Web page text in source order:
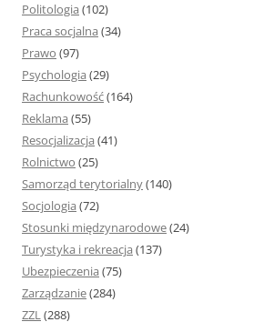
Politologia (102)
Praca socjalna (34)
Prawo (97)
Psychologia (29)
Rachunkowość(164)
Reklama (55)
Resocjalizacja (41)
Rolnictwo (25)
Samorząd terytorialny(140)
Socjologia (72)
Stosunki międzynarodowe(24)
Turystyka i rekreacja (137)
Ubezpieczenia (75)
Zarządzanie(284)
ZZL(288)